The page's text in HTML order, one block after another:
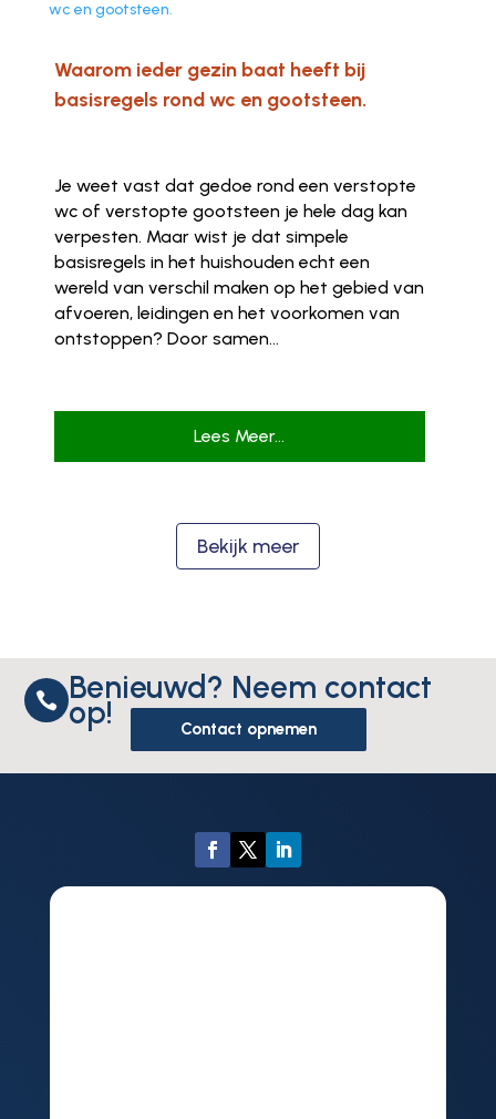
Waarom ieder gezin baat heeft bij
basisregels rond wc en gootsteen.
Je weet vast dat gedoe rond een verstopte
wc of verstopte gootsteen je hele dag kan
verpesten. Maar wist je dat simpele
basisregels in het huishouden echt een
wereld van verschil maken op het gebied van
afvoeren, leidingen en het voorkomen van
ontstoppen? Door samen...
Lees Meer...
Bekijk meer
 Benieuwd? Neem contact
op! Contact opnemen